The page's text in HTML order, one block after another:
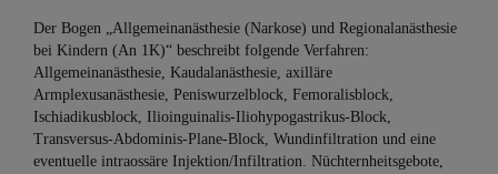
Der Bogen „Allgemeinanästhesie (Narkose) und Regionalanästhesie
bei Kindern (An 1K)“ beschreibt folgende Verfahren:
Allgemeinanästhesie, Kaudalanästhesie, axilläre
Armplexusanästhesie, Peniswurzelblock, Femoralisblock,
Ischiadikusblock, Ilioinguinalis-Iliohypogastrikus-Block,
Transversus-Abdominis-Plane-Block, Wundinfiltration und eine
eventuelle intraossäre Injektion/Infiltration. Nüchternheitsgebote,